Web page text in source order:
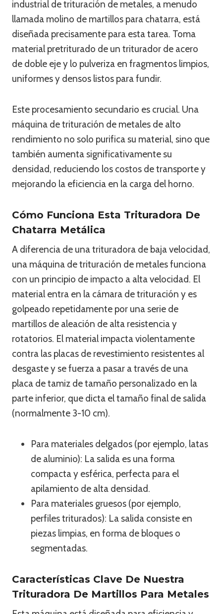
industrial de trituración de metales, a menudo
llamada molino de martillos para chatarra, está
diseñada precisamente para esta tarea. Toma
material pretriturado de un triturador de acero
de doble eje y lo pulveriza en fragmentos limpios,
uniformes y densos listos para fundir.
Este procesamiento secundario es crucial. Una
máquina de trituración de metales de alto
rendimiento no solo purifica su material, sino que
también aumenta significativamente su
densidad, reduciendo los costos de transporte y
mejorando la eficiencia en la carga del horno.
Cómo Funciona Esta Trituradora De
Chatarra Metálica
A diferencia de una trituradora de baja velocidad,
una máquina de trituración de metales funciona
con un principio de impacto a alta velocidad. El
material entra en la cámara de trituración y es
golpeado repetidamente por una serie de
martillos de aleación de alta resistencia y
rotatorios. El material impacta violentamente
contra las placas de revestimiento resistentes al
desgaste y se fuerza a pasar a través de una
placa de tamiz de tamaño personalizado en la
parte inferior, que dicta el tamaño final de salida
(normalmente 3-10 cm).
Para materiales delgados (por ejemplo, latas
de aluminio): La salida es una forma
compacta y esférica, perfecta para el
apilamiento de alta densidad.
Para materiales gruesos (por ejemplo,
perfiles triturados): La salida consiste en
piezas limpias, en forma de bloques o
segmentadas.
Características Clave De Nuestra
Trituradora De Martillos Para Metales